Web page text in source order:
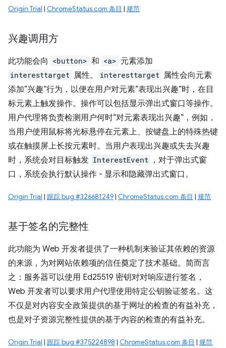
Origin Trial | ChromeStatus.com 条目 | 规范
兴趣调用方
此功能会向 <button> 和 <a> 元素添加
interesttarget 属性。 interesttarget 属性会向元素
添加“兴趣”行为，以便在用户对元素“表现出兴趣”时，在目
标元素上触发操作。操作可以包括显示弹出式窗口等操作。
用户代理将负责检测用户何时“对元素表现出兴趣”，例如，
当用户使用鼠标将光标悬停在元素上、按键盘上的特殊热键
或在触摸屏上长按元素时。当用户表现出兴趣或失去兴趣
时，系统会对目标触发 InterestEvent ，对于弹出式窗
口，系统会执行默认操作 - 显示和隐藏弹出式窗口。
Origin Trial | 跟踪 bug #326681249| ChromeStatus.com 条目 | 规范
基于签名的完整性
此功能为 Web 开发者提供了一种机制来验证其依赖的资源
的来源，为对网站依赖项的信任奠定了技术基础。简而言
之：服务器可以使用 Ed25519 密钥对对响应进行签名，
Web 开发者可以要求用户代理使用特定公钥验证签名。这
不仅是对内容安全政策提供的基于网址的检查的有益补充，
也是对子资源完整性提供的基于内容的检查的有益补充。
Origin Trial | 跟踪 bug #375224898 | ChromeStatus.com 条目 | 规范